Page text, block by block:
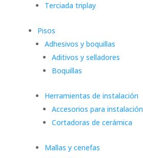
Terciada triplay
Pisos
Adhesivos y boquillas
Aditivos y selladores
Boquillas
Herramientas de instalación
Accesorios para instalación
Cortadoras de cerámica
Mallas y cenefas